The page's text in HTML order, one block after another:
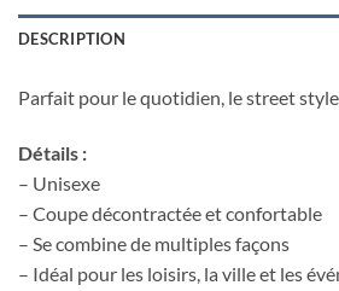
DESCRIPTION
Parfait pour le quotidien, le street
Détails :
– Unisexe
– Coupe décontractée et confortable
– Se combine de multiples façons
– Idéal pour les loisirs, la ville et les